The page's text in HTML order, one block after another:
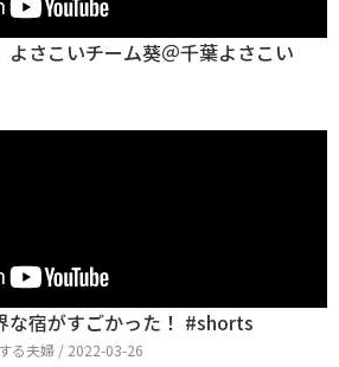
さこいチーム葵＠千葉よさこい
な宿がすごかった！ #shorts
る夫婦 / 2022-03-26